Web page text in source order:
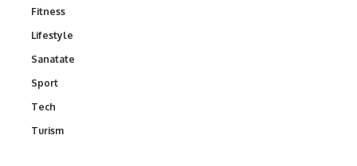
Fitness
Lifestyle
Sanatate
Sport
Tech
Turism